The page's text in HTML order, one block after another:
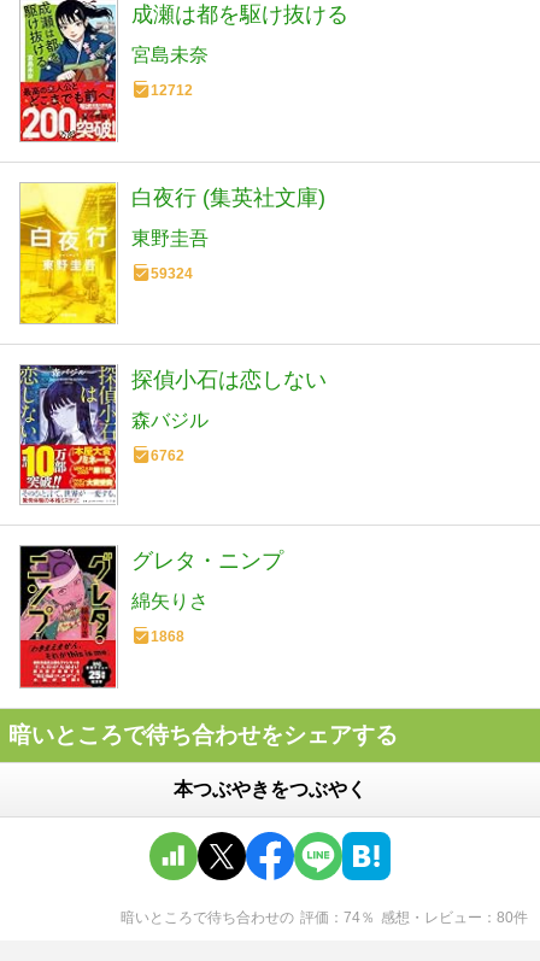
成瀬は都を駆け抜ける
宮島未奈
12712
白夜行 (集英社文庫)
東野圭吾
59324
探偵小石は恋しない
森バジル
6762
グレタ・ニンプ
綿矢りさ
1868
暗いところで待ち合わせをシェアする
本つぶやきをつぶやく
暗いところで待ち合わせの 評価 74％ 感想・レビュー 80件